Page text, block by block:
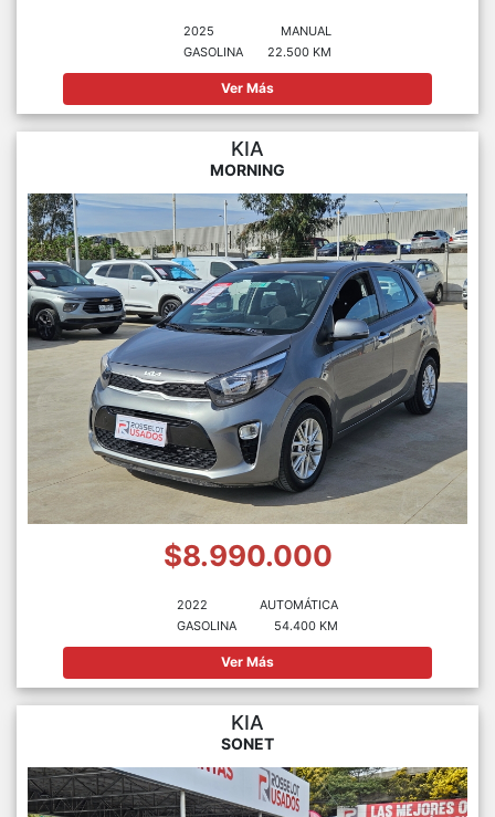
2025
GASOLINA
MANUAL
22.500 KM
Ver Más
KIA
MORNING
$8.990.000
2022
GASOLINA
AUTOMÁTICA
54.400 KM
Ver Más
KIA
SONET